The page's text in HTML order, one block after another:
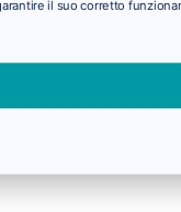
il suo corretto